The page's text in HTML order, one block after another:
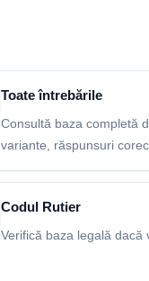
Toate întrebările
Consultă baza completă
variante, răspunsuri
Codul Rutier
Verifică baza legală dacă